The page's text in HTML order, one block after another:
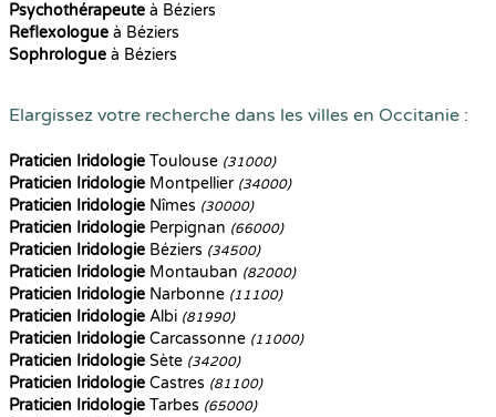
Psychothérapeute à Béziers
Reflexologue à Béziers
Sophrologue à Béziers
Elargissez votre recherche dans les villes en Occitanie :
Praticien Iridologie Toulouse (31000)
Praticien Iridologie Montpellier (34000)
Praticien Iridologie Nîmes (30000)
Praticien Iridologie Perpignan (66000)
Praticien Iridologie Béziers (34500)
Praticien Iridologie Montauban (82000)
Praticien Iridologie Narbonne (11100)
Praticien Iridologie Albi (81990)
Praticien Iridologie Carcassonne (11000)
Praticien Iridologie Sète (34200)
Praticien Iridologie Castres (81100)
Praticien Iridologie Tarbes (65000)